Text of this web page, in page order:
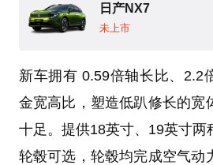
日产NX7
未上市
新车拥有 0.59倍轴长比、2.2
金宽高比，塑造低趴修长的宽
十足。提供18英寸、19英寸两
轮毂可选，轮毂均完成空气动